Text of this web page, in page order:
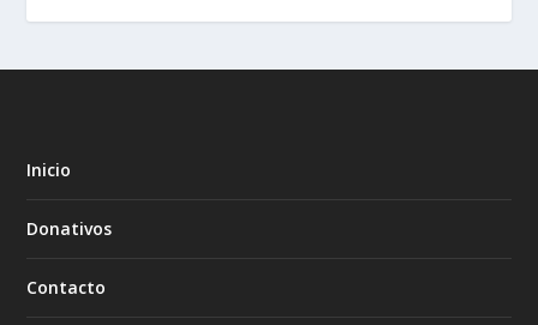
Inicio
Donativos
Contacto